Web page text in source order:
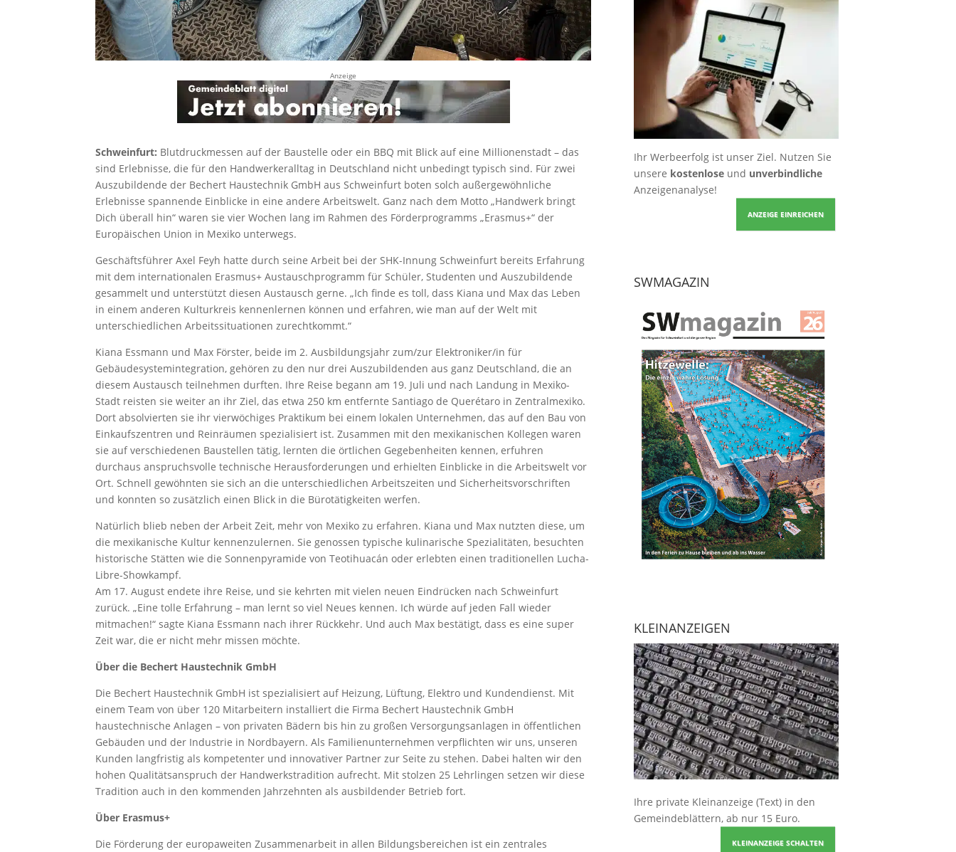
Anzeige
Schweinfurt: Blutdruckmessen auf der Baustelle oder ein BBQ mit Blick auf eine Millionenstadt – das
sind Erlebnisse, die für den Handwerkeralltag in Deutschland nicht unbedingt typisch sind. Für zwei
Auszubildende der Bechert Haustechnik GmbH aus Schweinfurt boten solch außergewöhnliche
Erlebnisse spannende Einblicke in eine andere Arbeitswelt. Ganz nach dem Motto „Handwerk bringt
Dich überall hin“ waren sie vier Wochen lang im Rahmen des Förderprogramms „Erasmus+“ der
Europäischen Union in Mexiko unterwegs.
Geschäftsführer Axel Feyh hatte durch seine Arbeit bei der SHK-Innung Schweinfurt bereits Erfahrung
mit dem internationalen Erasmus+ Austauschprogramm für Schüler, Studenten und Auszubildende
gesammelt und unterstützt diesen Austausch gerne. „Ich finde es toll, dass Kiana und Max das Leben
in einem anderen Kulturkreis kennenlernen können und erfahren, wie man auf der Welt mit
unterschiedlichen Arbeitssituationen zurechtkommt.“
Kiana Essmann und Max Förster, beide im 2. Ausbildungsjahr zum/zur Elektroniker/in für
Gebäudesystemintegration, gehören zu den nur drei Auszubildenden aus ganz Deutschland, die an
diesem Austausch teilnehmen durften. Ihre Reise begann am 19. Juli und nach Landung in Mexiko-
Stadt reisten sie weiter an ihr Ziel, das etwa 250 km entfernte Santiago de Querétaro in Zentralmexiko.
Dort absolvierten sie ihr vierwöchiges Praktikum bei einem lokalen Unternehmen, das auf den Bau von
Einkaufszentren und Reinräumen spezialisiert ist. Zusammen mit den mexikanischen Kollegen waren
sie auf verschiedenen Baustellen tätig, lernten die örtlichen Gegebenheiten kennen, erfuhren
durchaus anspruchsvolle technische Herausforderungen und erhielten Einblicke in die Arbeitswelt vor
Ort. Schnell gewöhnten sie sich an die unterschiedlichen Arbeitszeiten und Sicherheitsvorschriften
und konnten so zusätzlich einen Blick in die Bürotätigkeiten werfen.
Natürlich blieb neben der Arbeit Zeit, mehr von Mexiko zu erfahren. Kiana und Max nutzten diese, um
die mexikanische Kultur kennenzulernen. Sie genossen typische kulinarische Spezialitäten, besuchten
historische Stätten wie die Sonnenpyramide von Teotihuacán oder erlebten einen traditionellen Lucha-
Libre-Showkampf.
Am 17. August endete ihre Reise, und sie kehrten mit vielen neuen Eindrücken nach Schweinfurt
zurück. „Eine tolle Erfahrung – man lernt so viel Neues kennen. Ich würde auf jeden Fall wieder
mitmachen!“ sagte Kiana Essmann nach ihrer Rückkehr. Und auch Max bestätigt, dass es eine super
Zeit war, die er nicht mehr missen möchte.
Über die Bechert Haustechnik GmbH
Die Bechert Haustechnik GmbH ist spezialisiert auf Heizung, Lüftung, Elektro und Kundendienst. Mit
einem Team von über 120 Mitarbeitern installiert die Firma Bechert Haustechnik GmbH
haustechnische Anlagen – von privaten Bädern bis hin zu großen Versorgungsanlagen in öffentlichen
Gebäuden und der Industrie in Nordbayern. Als Familienunternehmen verpflichten wir uns, unseren
Kunden langfristig als kompetenter und innovativer Partner zur Seite zu stehen. Dabei halten wir den
hohen Qualitätsanspruch der Handwerkstradition aufrecht. Mit stolzen 25 Lehrlingen setzen wir diese
Tradition auch in den kommenden Jahrzehnten als ausbildender Betrieb fort.
Über Erasmus+
Die Förderung der europaweiten Zusammenarbeit in allen Bildungsbereichen ist ein zentrales
Ihr Werbeerfolg ist unser Ziel. Nutzen Sie
unsere kostenloseund unverbindliche
Anzeigenanalyse!
ANZEIGE EINREICHEN
SWMAGAZIN
KLEINANZEIGEN
Ihre private Kleinanzeige (Text) in den
Gemeindeblättern, ab nur 15 Euro.
KLEINANZEIGE SCHALTEN